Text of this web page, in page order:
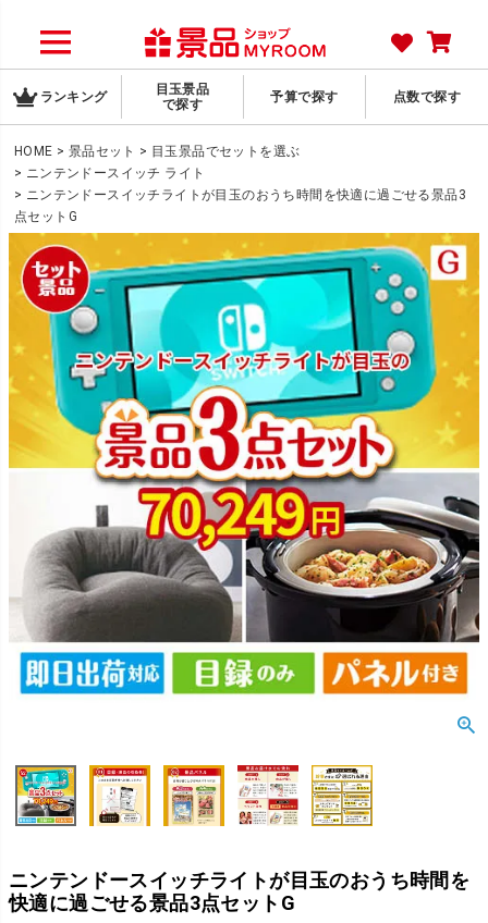
ランキング
目玉景品
で探す
予算で探す 点数で探す
HOME 景品セット
目玉景品でセットを選ぶ
ニンテンドースイッチ ライト
ニンテンドースイッチライトが目玉のおうち時間を快適に過ごせる景品3
点セットG
ニンテンドースイッチライトが目玉のおうち時間を
快適に過ごせる景品3点セットG